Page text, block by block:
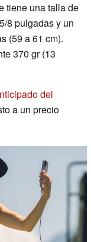
tiene una talla de
8 pulgadas y un
(59 a 61 cm).
370 gr (13
del
a un precio